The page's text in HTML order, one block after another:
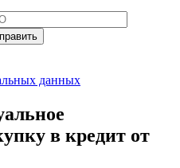
данных
в кредит от